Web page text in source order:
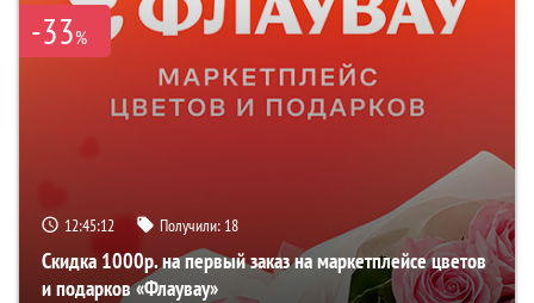
-33%
12:45:11 Получили: 18
Скидка 1000р. на первый заказ на маркетплейсе цветов
и подарков «Флаувау»